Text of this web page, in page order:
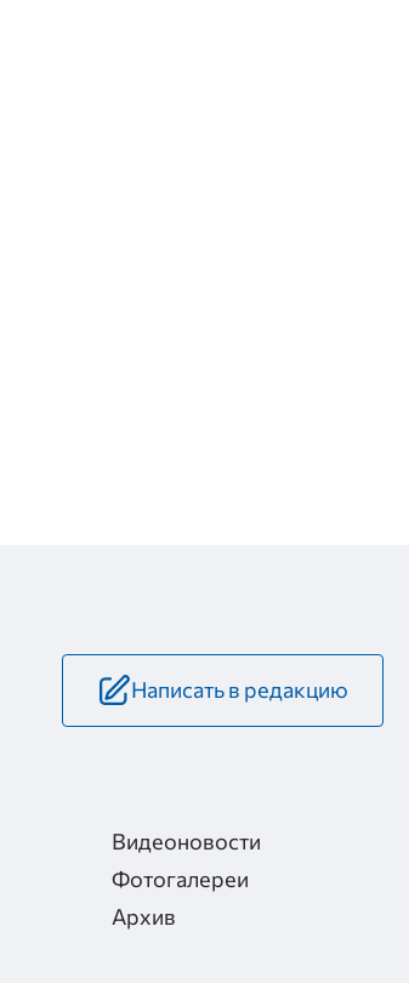
Написать в редакцию
Видеоновости
Фотогалереи
Архив